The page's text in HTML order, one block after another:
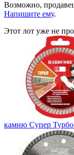
Возможно,
Напишите ему.
Этот лот уже не
камню Супер